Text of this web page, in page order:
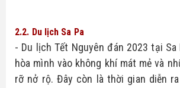
2.2. Du lịch Sa Pa
- Du lịch Tết Nguyên đán 2023 tại Sa
hòa mình vào không khí mát mẻ và
rỡ nở rộ. Đây còn là thời gian diễn